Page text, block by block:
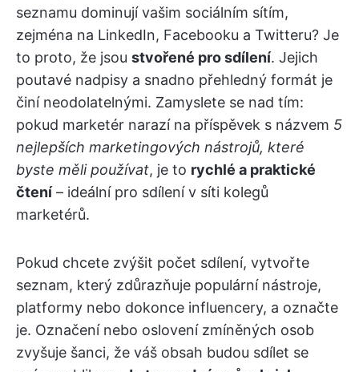
seznamu dominují vašim sociálním sítím,
zejména na LinkedIn, Facebooku a Twitteru? Je
to proto, že jsou stvořené pro sdílení. Jejich
poutavé nadpisy a snadno přehledný formát je
činí neodolatelnými. Zamyslete se nad tím:
pokud marketér narazí na příspěvek s názvem 5
nejlepších marketingových nástrojů, které
byste měli používat, je to rychlé a praktické
čtení – ideální pro sdílení v síti kolegů
marketérů.
Pokud chcete zvýšit počet sdílení, vytvořte
seznam, který zdůrazňuje populární nástroje,
platformy nebo dokonce influencery, a označte
je. Označení nebo oslovení zmíněných osob
zvyšuje šanci, že váš obsah budou sdílet se